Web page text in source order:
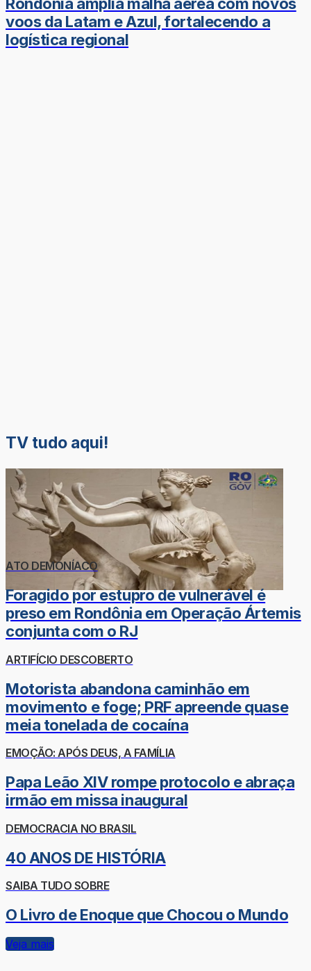
voos da Latam e Azul, fortalecendo a
logística regional
TV tudo aqui!
ATO DEMONÍACO
Foragido por estupro de vulnerável é
preso em Rondônia em Operação Ártemis
conjunta com o RJ
ARTIFÍCIO DESCOBERTO
Motorista abandona caminhão em
movimento e foge; PRF apreende quase
meia tonelada de cocaína
EMOÇÃO: APÓS DEUS, A FAMÍLIA
Papa Leão XIV rompe protocolo e abraça
irmão em missa inaugural
DEMOCRACIA NO BRASIL
40 ANOS DE HISTÓRIA
SAIBA TUDO SOBRE
O Livro de Enoque que Chocou o Mundo
Veja mais